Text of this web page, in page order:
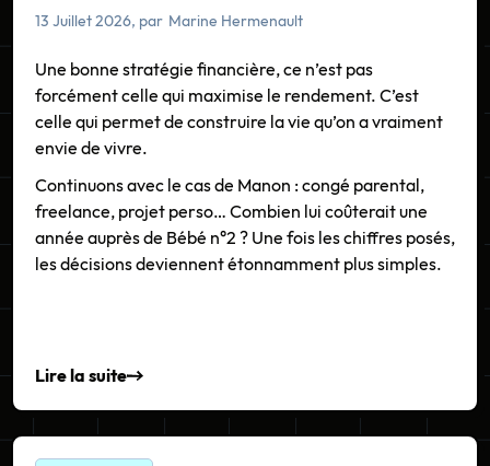
13 Juillet 2026, par Marine Hermenault
Une bonne stratégie financière, ce n’est pas
forcément celle qui maximise le rendement. C’est
celle qui permet de construire la vie qu’on a vraiment
envie de vivre.
Continuons avec le cas de Manon : congé parental,
freelance, projet perso… Combien lui coûterait une
année auprès de Bébé n°2 ? Une fois les chiffres posés,
les décisions deviennent étonnamment plus simples.
Lire la suite